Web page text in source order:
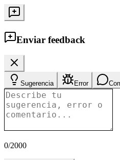
Enviar feedback
Sugerencia Error
0/2000